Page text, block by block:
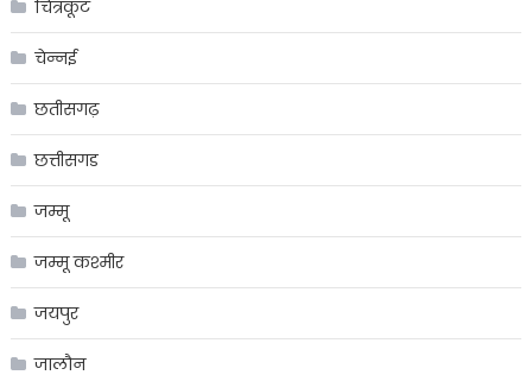
चित्रकूट
चेन्नई
छतीसगढ़
छत्तीसगड
जम्मू
जम्मू कश्मीर
जयपुर
जालौन